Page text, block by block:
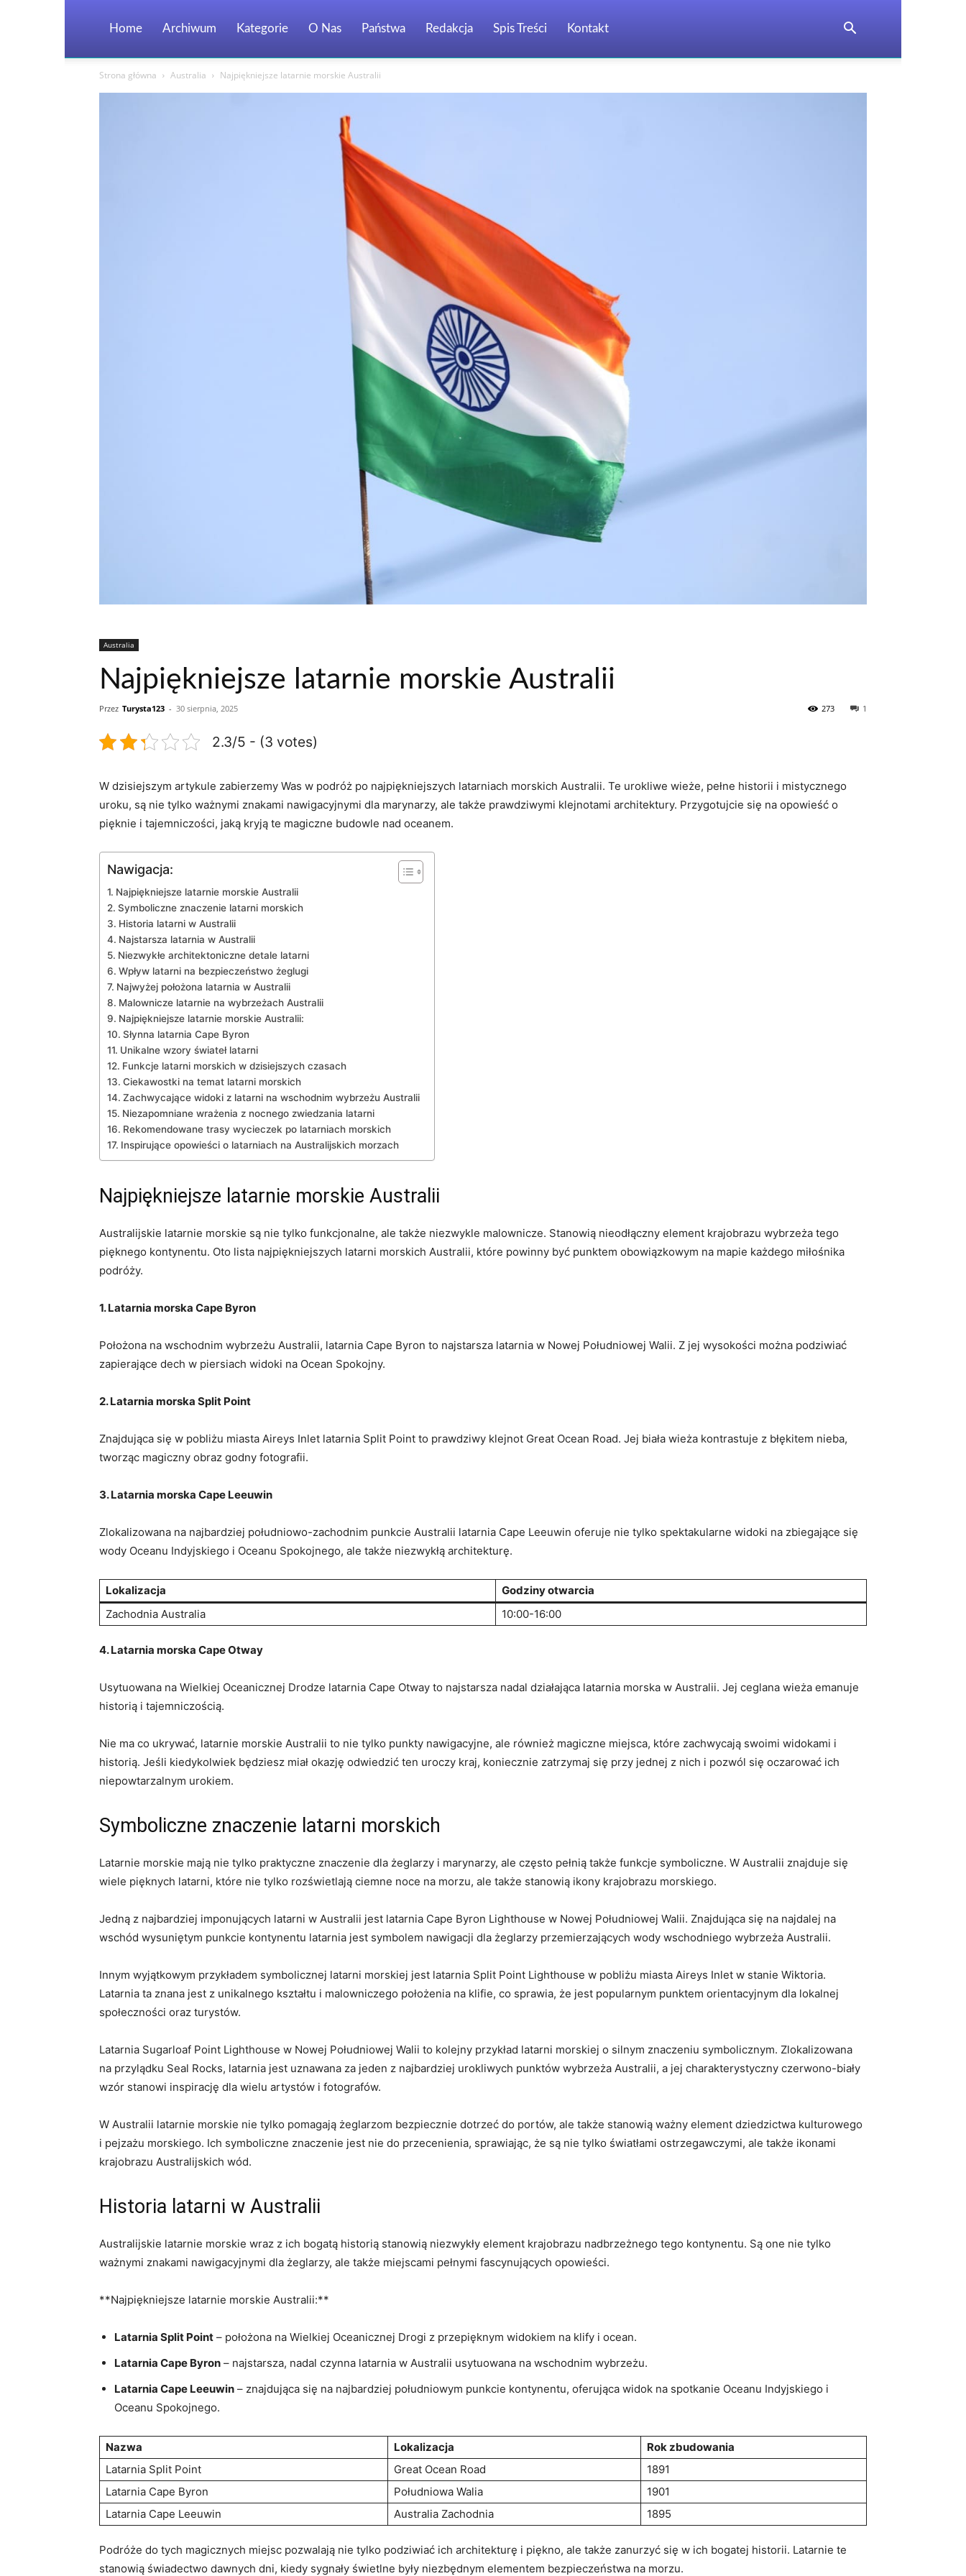
Home Archiwum Kategorie O Nas Państwa Redakcja Spis Treści Kontakt
Strona główna Australia Najpiękniejsze latarnie morskie Australii
Australia
Najpiękniejsze latarnie morskie Australii
Przez Turysta123 - 30 sierpnia, 2025 1
273
2.3/5 - (3 votes)
W dzisiejszym‌ artykule‍ zabierzemy Was w podróż ⁤po najpiękniejszych latarniach morskich Australii. Te urokliwe wieże, pełne historii i mistycznego
uroku, ⁤są nie ​tylko ważnymi znakami nawigacyjnymi⁢ dla marynarzy, ale także prawdziwymi klejnotami architektury. Przygotujcie ‍się na opowieść o
⁤pięknie i tajemniczości, jaką kryją te magiczne budowle nad oceanem.
Nawigacja:
Najpiękniejsze latarnie morskie Australii
Symboliczne ⁢znaczenie latarni morskich
Historia latarni ⁢w​ Australii
Najstarsza latarnia w Australii
Niezwykłe architektoniczne detale latarni
Wpływ⁢ latarni na bezpieczeństwo żeglugi
Najwyżej ​położona latarnia ⁣w Australii
Malownicze ⁣latarnie na wybrzeżach Australii
Najpiękniejsze latarnie‌ morskie Australii:
Słynna latarnia‍ Cape Byron
Unikalne wzory świateł latarni
Funkcje latarni morskich ⁢w dzisiejszych ​czasach
Ciekawostki ‌na temat latarni morskich
Zachwycające widoki z latarni​ na wschodnim wybrzeżu Australii
Niezapomniane wrażenia z nocnego zwiedzania latarni
Rekomendowane trasy wycieczek po latarniach ⁤morskich
Inspirujące opowieści o latarniach na Australijskich morzach
Najpiękniejsze latarnie morskie Australii
Australijskie ⁤latarnie morskie są⁢ nie tylko funkcjonalne, ale⁢ także niezwykle malownicze.‍ Stanowią nieodłączny element krajobrazu wybrzeża tego
pięknego kontynentu. ⁤Oto lista najpiękniejszych latarni ⁣morskich Australii, które powinny być ⁤punktem obowiązkowym na mapie ‌każdego miłośnika
podróży.
1. Latarnia morska⁤ Cape Byron
Położona na ⁤wschodnim wybrzeżu⁣ Australii, ⁢latarnia Cape Byron to najstarsza ⁢latarnia w⁤ Nowej Południowej Walii. Z jej wysokości można podziwiać
⁢zapierające dech⁤ w piersiach widoki na Ocean Spokojny.
2. Latarnia ‌morska Split‌ Point
Znajdująca się w pobliżu miasta Aireys Inlet latarnia Split Point⁢ to prawdziwy klejnot Great Ocean Road. Jej⁤ biała wieża kontrastuje z błękitem nieba,
tworząc magiczny obraz godny fotografii.
3. ​Latarnia morska Cape Leeuwin
Zlokalizowana na najbardziej południowo-zachodnim punkcie Australii latarnia ⁣Cape Leeuwin oferuje nie ‍tylko spektakularne widoki ‌na zbiegające się
wody Oceanu Indyjskiego i Oceanu Spokojnego,‌ ale także ⁣niezwykłą ‌architekturę.
Lokalizacja
Godziny ⁢otwarcia
Zachodnia Australia
10:00-16:00
4. Latarnia morska‌ Cape Otway
Usytuowana​ na Wielkiej Oceanicznej ⁤Drodze latarnia⁤ Cape Otway to najstarsza nadal działająca latarnia⁤ morska⁣ w Australii. Jej ceglana wieża emanuje
historią i ​tajemniczością.
Nie ⁤ma co ukrywać, latarnie morskie Australii to nie tylko punkty nawigacyjne, ale również magiczne miejsca, które zachwycają swoimi widokami i
historią. Jeśli kiedykolwiek​ będziesz miał okazję⁢ odwiedzić ten⁤ uroczy kraj, koniecznie‍ zatrzymaj się przy jednej z​ nich i‌ pozwól ⁤się oczarować ich⁣
niepowtarzalnym urokiem.
Symboliczne ⁢znaczenie latarni morskich
Latarnie‌ morskie mają nie tylko praktyczne znaczenie dla żeglarzy‍ i marynarzy, ale często ⁢pełnią także ⁤funkcje ⁢symboliczne. W Australii znajduje się
wiele pięknych latarni, które​ nie tylko rozświetlają ciemne⁤ noce na morzu, ale ‍także⁢ stanowią ikony krajobrazu morskiego.
Jedną z najbardziej imponujących latarni w Australii jest latarnia Cape Byron‌ Lighthouse w‍ Nowej​ Południowej Walii. Znajdująca ‌się ⁣na najdalej na
wschód wysuniętym​ punkcie ⁤kontynentu latarnia ​jest symbolem⁢ nawigacji dla żeglarzy przemierzających wody ‌wschodniego wybrzeża ​Australii.
Innym wyjątkowym przykładem symbolicznej latarni ⁤morskiej jest ‍latarnia⁣ Split Point Lighthouse w pobliżu miasta Aireys Inlet w stanie Wiktoria.
Latarnia ta znana​ jest z unikalnego kształtu i‌ malowniczego ​położenia⁣ na klifie, co sprawia, że jest popularnym ‍punktem⁤ orientacyjnym dla lokalnej
społeczności oraz turystów.
Latarnia⁢ Sugarloaf Point Lighthouse w ‌Nowej Południowej Walii ⁢to kolejny przykład latarni morskiej o‍ silnym znaczeniu symbolicznym. Zlokalizowana
na przylądku Seal Rocks, latarnia jest uznawana ‍za jeden z⁢ najbardziej urokliwych punktów ⁤wybrzeża Australii, a jej charakterystyczny⁢ czerwono-biały
wzór‍ stanowi inspirację ⁤dla ‍wielu artystów i fotografów.
W Australii latarnie‍ morskie nie tylko pomagają żeglarzom bezpiecznie dotrzeć do portów, ale także ​stanowią ważny element dziedzictwa kulturowego
i pejzażu morskiego. Ich symboliczne znaczenie jest nie do przecenienia, sprawiając, że ⁤są nie​ tylko ‌światłami ostrzegawczymi, ale także ikonami
krajobrazu Australijskich wód.
Historia latarni ⁢w​ Australii
Australijskie⁢ latarnie morskie‍ wraz z ich bogatą ⁢historią⁢ stanowią niezwykły element ⁣krajobrazu‌ nadbrzeżnego tego‍ kontynentu.​ Są one nie tylko
ważnymi ⁢znakami nawigacyjnymi dla żeglarzy, ale także⁣ miejscami pełnymi fascynujących opowieści.
**Najpiękniejsze latarnie⁣ morskie Australii:**
Latarnia Split Point – położona na Wielkiej‌ Oceanicznej Drogi z⁢ przepięknym ​widokiem na klify⁢ i ocean.
Latarnia Cape Byron – najstarsza, nadal czynna latarnia w Australii usytuowana na wschodnim wybrzeżu.
Latarnia Cape Leeuwin – znajdująca się na‌ najbardziej południowym‍ punkcie ​kontynentu, oferująca widok na spotkanie ⁤Oceanu Indyjskiego i
⁢Oceanu Spokojnego.
Nazwa Lokalizacja
Rok⁢ zbudowania
Latarnia Split Point
Great Ocean Road
1891
Latarnia Cape Byron
Południowa Walia
1901
Latarnia Cape‌ Leeuwin
Australia Zachodnia 1895
Podróże do tych ⁣magicznych ‌miejsc ⁤pozwalają nie tylko podziwiać ich architekturę i piękno, ale⁤ także ‍zanurzyć się w ich bogatej historii. Latarnie te ​
stanowią świadectwo dawnych dni, kiedy sygnały świetlne⁣ były niezbędnym elementem bezpieczeństwa na⁢ morzu.